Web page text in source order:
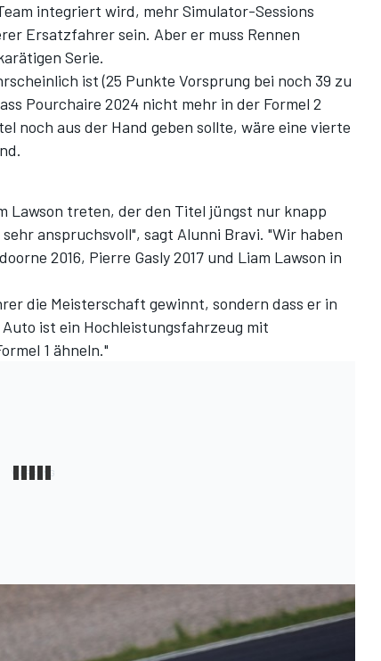
integriert wird, mehr Simulator-Sessions
Ersatzfahrer sein. Aber er muss Rennen
Serie.
ist (25 Punkte Vorsprung bei noch 39 zu
Pourchaire 2024 nicht mehr in der Formel 2
noch aus der Hand geben sollte, wäre eine vierte
Lawson treten, der den Titel jüngst nur knapp
anspruchsvoll", sagt Alunni Bravi. "Wir haben
2016, Pierre Gasly 2017 und Liam Lawson in
die Meisterschaft gewinnt, sondern dass er in
ist ein Hochleistungsfahrzeug mit
1 ähneln."